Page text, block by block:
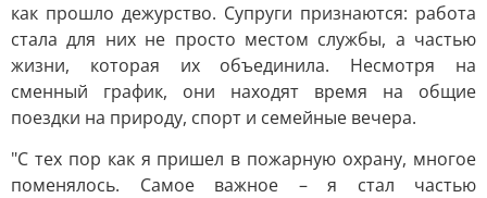
как прошло дежурство. Супруги признаются: работа
стала для них не просто местом службы, а частью
жизни, которая их объединила. Несмотря на
сменный график, они находят время на общие
поездки на природу, спорт и семейные вечера.
"С тех пор как я пришел в пожарную охрану, многое
поменялось. Самое важное – я стал частью